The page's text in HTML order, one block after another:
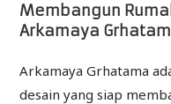
Membangun
Arkamaya
Arkamaya Grhatama
desain yang siap